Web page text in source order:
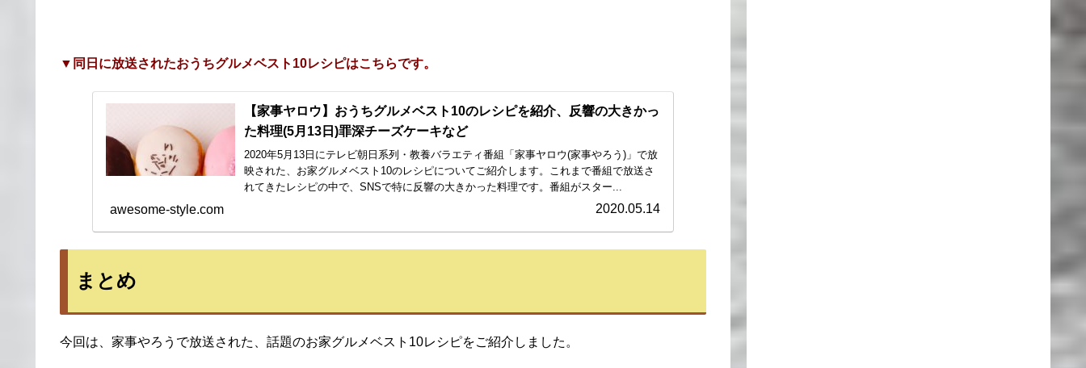
▼同日に放送されたおうちグルメベスト10レシピはこちらです。
【家事ヤロウ】おうちグルメベスト10のレシピを紹介、反響の大きかっ
た料理(5月13日)罪深チーズケーキなど
2020年5月13日にテレビ朝日系列・教養バラエティ番組「家事ヤロウ(家事やろう)」で放
映された、お家グルメベスト10のレシピについてご紹介します。これまで番組で放送さ
れてきたレシピの中で、SNSで特に反響の大きかった料理です。番組がスター...
awesome-style.com 2020.05.14
まとめ
今回は、家事やろうで放送された、話題のお家グルメベスト10レシピをご紹介しました。